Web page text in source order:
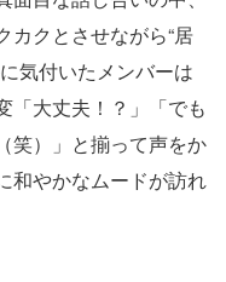
カクとさせながら“居
気付いたメンバーは
「大丈夫！？」「でも
笑）」と揃って声をか
和やかなムードが訪れ